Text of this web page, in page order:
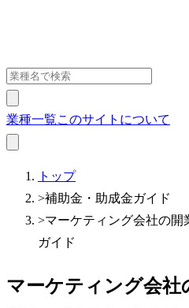
業種一覧このサイトについて
トップ
>補助金・助成金ガイド
>マーケティング会社の開
ガイド
マーケティング会社